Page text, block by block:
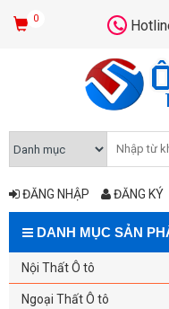
0
ĐĂNG NHẬP ĐĂNG KÝ
DANH MỤC SẢN
Nội Thất Ô tô
Ngoại Thất Ô tô